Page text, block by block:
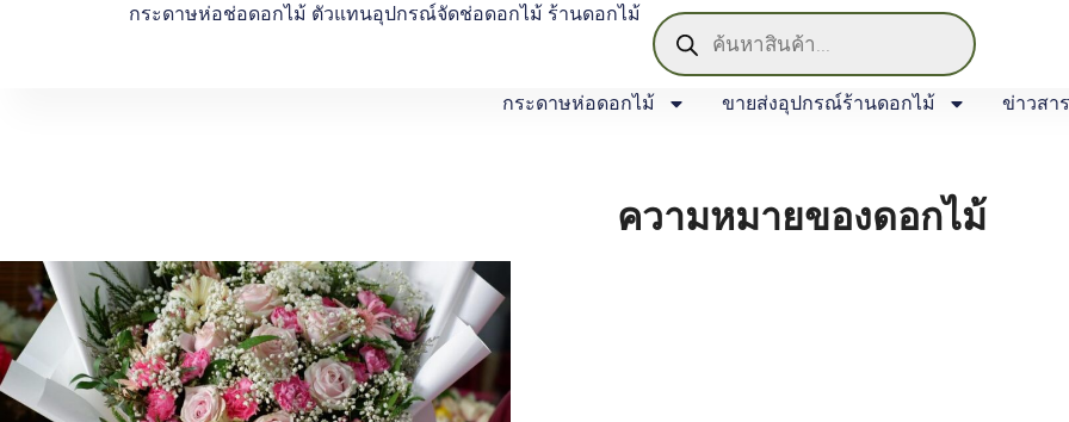
กระดาษห่อช่อดอกไม้ ตัวแทนอุปกรณ์จัดช่อดอกไม้ ร้านดอกไม้
กระดาษห่อดอกไม้ ขายส่งอุปกรณ์ร้านดอกไม้ ข่าวสาร
ความหมายของดอกไม้